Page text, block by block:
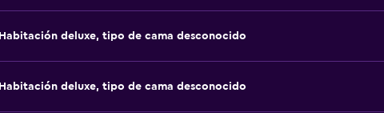
Habitación deluxe, tipo de cama desconocido
Habitación deluxe, tipo de cama desconocido